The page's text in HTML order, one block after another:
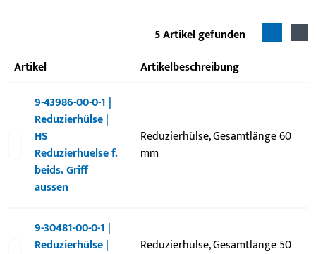
Artikel gefunden
Artikel
Artikelbeschreibung
9-43986-00-0-1 |
Reduzierhülse |
HS
Reduzierhuelse f.
beids. Griff
aussen
Reduzierhülse, Gesamtlänge 60
mm
9-30481-00-0-1 |
Reduzierhülse |
Reduzierhülse, Gesamtlänge 50